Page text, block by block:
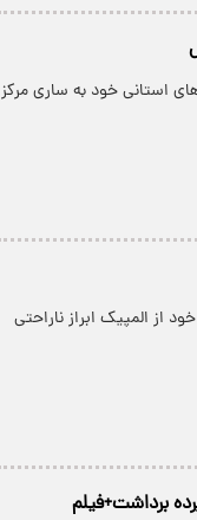
دور دوم سفرهای استانی خود به ساری مرکز
از المپیک ابراز ناراحتی
برداشت+فیلم